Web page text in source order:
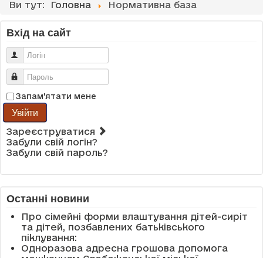
Ви тут: Головна Нормативна база
Вхід на сайт
Логін
Пароль
Запам'ятати мене
Увійти
Зареєструватися
Забули свій логін?
Забули свій пароль?
Останні новини
Про сімейні форми влаштування дітей-сиріт
та дітей, позбавлених батьківського
піклування:
Одноразова адресна грошова допомога